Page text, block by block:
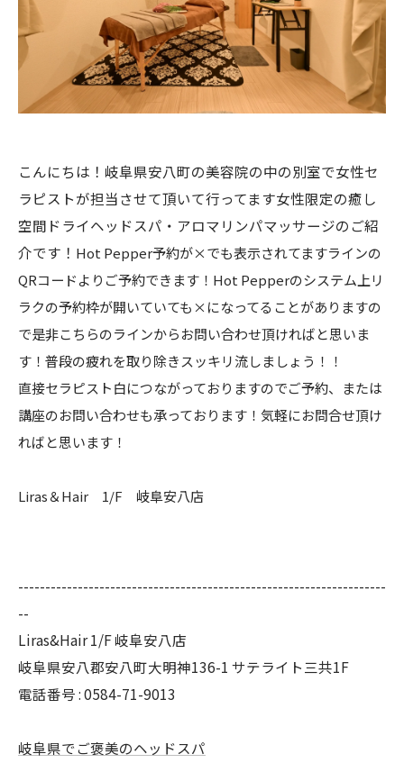
こんにちは！岐阜県安八町の美容院の中の別室で女性セ
ラピストが担当させて頂いて行ってます女性限定の癒し
空間ドライヘッドスパ・アロマリンパマッサージのご紹
介です！ Hot Pepper予約が×でも表示されてますラインの
QRコードよりご予約できます！Hot Pepperのシステム上リ
ラクの予約枠が開いていても×になってることがありますの
で是非こちらのラインからお問い合わせ頂ければと思いま
す！普段の疲れを取り除きスッキリ流しましょう！！
直接セラピスト白につながっておりますのでご予約、または
講座のお問い合わせも承っております！気軽にお問合せ頂け
ればと思います！
Liras＆Hair 1/F 岐阜安八店
--------------------------------------------------------------------
--
Liras&Hair 1/F 岐阜安八店
岐阜県安八郡安八町大明神136-1 サテライト三共1F
電話番号 : 0584-71-9013
岐阜県でご褒美のヘッドスパ